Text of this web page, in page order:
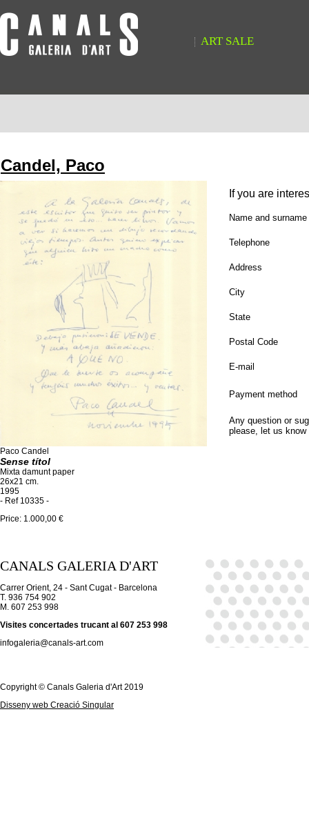
ART SALE
Candel, Paco
Paco Candel
Sense títol
Mixta damunt paper
26x21 cm.
1995
- Ref 10335 -
Price: 1.000,00 €
If you are
Name and surname
Telephone
Address
City
State
Postal Code
E-mail
Payment method
Any question or
please, let us know
CANALS GALERIA D'ART
Carrer Orient, 24 - Sant Cugat - Barcelona
T. 936 754 902
M. 607 253 998
Visites concertades trucant al 607 253 998
infogaleria@canals-art.com
Copyright © Canals Galeria d'Art 2019
Disseny web Creació Singular